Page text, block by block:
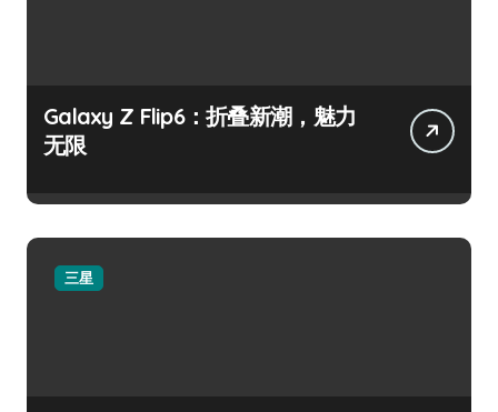
Galaxy Z Flip6：折叠新潮，魅力
无限
三星